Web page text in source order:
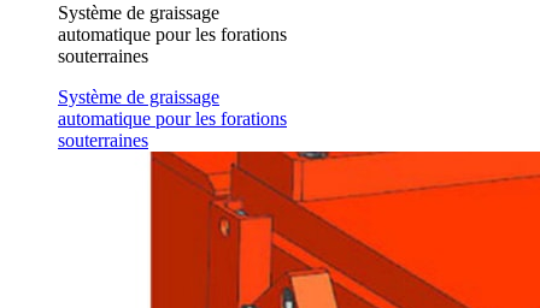
Système de graissage
automatique pour les forations
souterraines
Système de graissage
automatique pour les forations
souterraines